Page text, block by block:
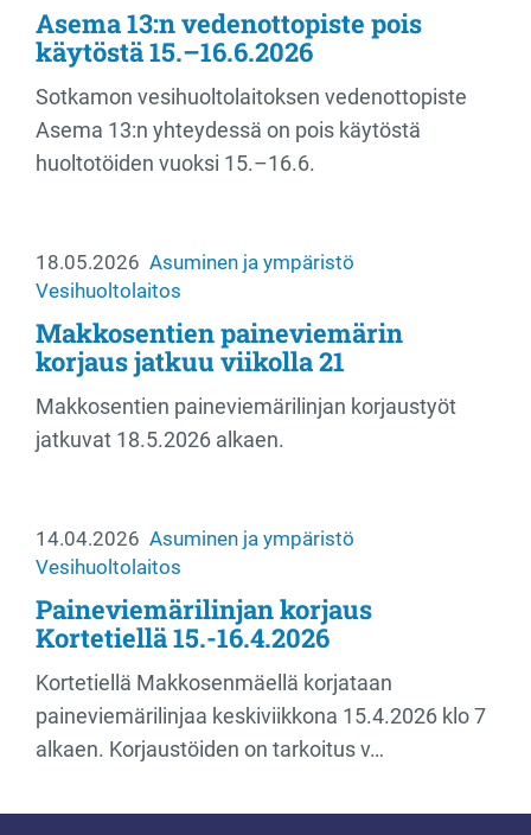
Asema 13:n vedenottopiste pois
käytöstä 15.–16.6.2026
Sotkamon vesihuoltolaitoksen vedenottopiste
Asema 13:n yhteydessä on pois käytöstä
huoltotöiden vuoksi 15.–16.6.
18.05.2026 Asuminen ja ympäristö
Vesihuoltolaitos
Makkosentien paineviemärin
korjaus jatkuu viikolla 21
Makkosentien paineviemärilinjan korjaustyöt
jatkuvat 18.5.2026 alkaen.
14.04.2026 Asuminen ja ympäristö
Vesihuoltolaitos
Paineviemärilinjan korjaus
Kortetiellä 15.-16.4.2026
Kortetiellä Makkosenmäellä korjataan
paineviemärilinjaa keskiviikkona 15.4.2026 klo 7
alkaen. Korjaustöiden on tarkoitus v…